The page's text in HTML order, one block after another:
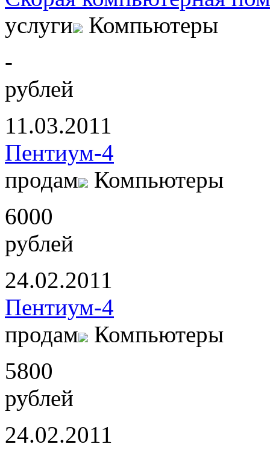
услуги
Компьютеры
-
рублей
11.03.2011
Пентиум-4
продам
Компьютеры
6000
рублей
24.02.2011
Пентиум-4
продам
Компьютеры
5800
рублей
24.02.2011